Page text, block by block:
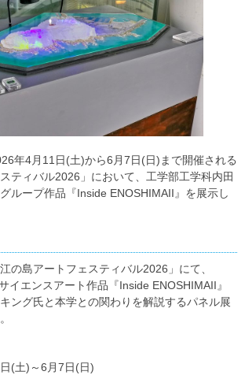
年4月11日(土)から6月7日(日)まで開催される
ティバル2026」において、工学部工学科内田
ループ作品『Inside ENOSHIMAII』を展示し
の島アートフェスティバル2026」にて、
イエンスアート作品『Inside ENOSHIMAII』
ング氏と本学との関わりを解説するパネル展
(土)～6月7日(日)